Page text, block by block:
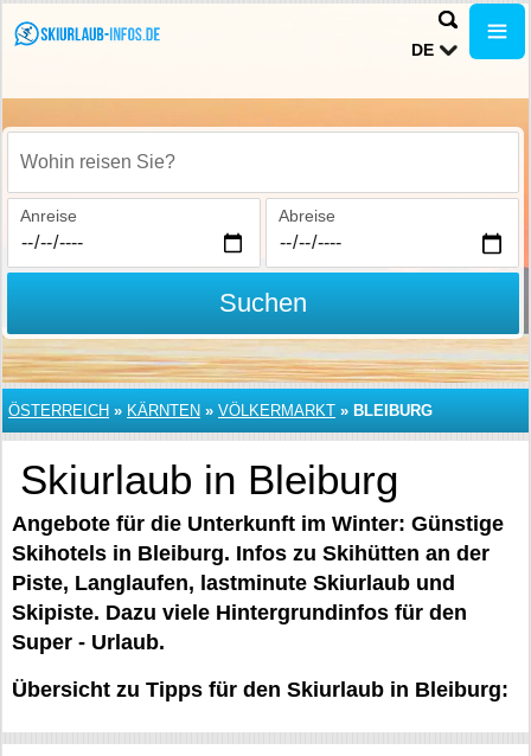
DE
Wohin reisen Sie?
Anreise Abreise
Suchen
ÖSTERREICH » KÄRNTEN » VÖLKERMARKT » BLEIBURG
Skiurlaub in Bleiburg
Angebote für die Unterkunft im Winter: Günstige
Skihotels in Bleiburg. Infos zu Skihütten an der
Piste, Langlaufen, lastminute Skiurlaub und
Skipiste. Dazu viele Hintergrundinfos für den
Super - Urlaub.
Übersicht zu Tipps für den Skiurlaub in Bleiburg: